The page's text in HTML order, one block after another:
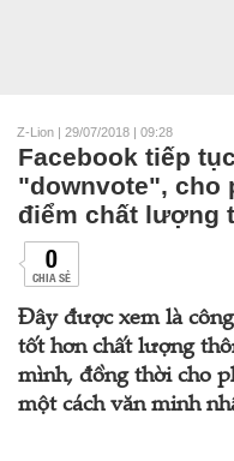
Z-Lion | 29/07/2018 | 09:28
Facebook tiếp
"downvote", cho
điểm chất lượng
0
CHIA SẺ
Đây được xem là
tốt hơn chất lượng
mình, đồng thời cho
một cách văn minh